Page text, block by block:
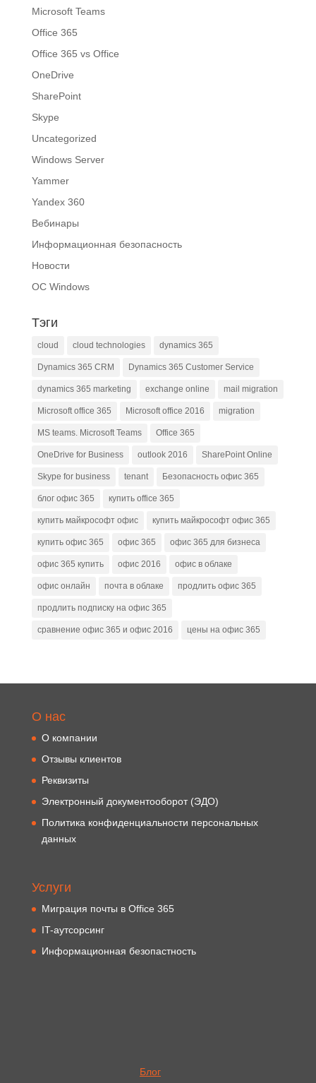
Microsoft Teams
Office 365
Office 365 vs Office
OneDrive
SharePoint
Skype
Uncategorized
Windows Server
Yammer
Yandex 360
Вебинары
Информационная безопасность
Новости
ОС Windows
Тэги
cloud cloud technologies dynamics 365
Dynamics 365 CRM Dynamics 365 Customer Service
dynamics 365 marketing exchange online mail migration
Microsoft office 365 Microsoft office 2016 migration
MS teams. Microsoft Teams Office 365
OneDrive for Business outlook 2016 SharePoint Online
Skype for business tenant Безопасность офис 365
блог офис 365 купить office 365
купить майкрософт офис купить майкрософт офис 365
купить офис 365 офис 365 офис 365 для бизнеса
офис 365 купить офис 2016 офис в облаке
офис онлайн почта в облаке продлить офис 365
продлить подписку на офис 365
сравнение офис 365 и офис 2016 цены на офис 365
О нас
О компании
Отзывы клиентов
Реквизиты
Электронный документооборот (ЭДО)
Политика конфиденциальности персональных
данных
Услуги
Миграция почты в Office 365
IT-аутсорсинг
Информационная безопастность
Блог